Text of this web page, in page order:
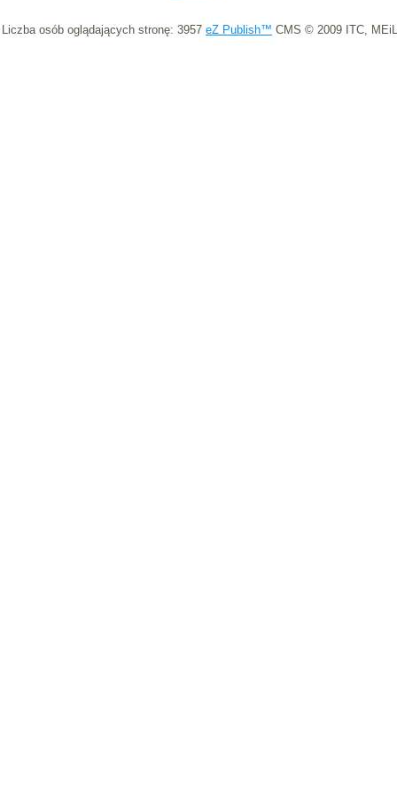
Liczba osób oglądających stronę: 3957 eZ Publish™ CMS © 2009 ITC,